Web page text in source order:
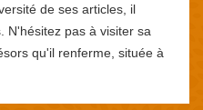
de ses articles, il
N'hésitez pas à visiter sa
qu'il renferme, située à